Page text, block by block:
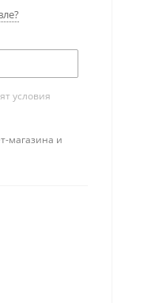
условия
магазина и